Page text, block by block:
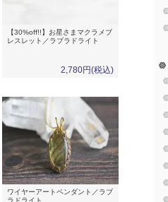
【30%off!!】お星さまマクラメブ
レスレット／ラブラドライト
2,780円(税込)
ワイヤーアートペンダント／ラブ
ラドライト